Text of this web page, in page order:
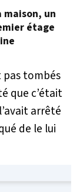
maison, un
étage
tombés
que c’était
arrêté
de le lui